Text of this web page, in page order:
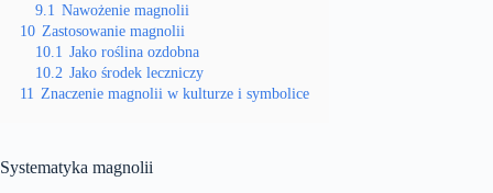
9.1 Nawożenie magnolii
10 Zastosowanie magnolii
10.1 Jako roślina ozdobna
10.2 Jako środek leczniczy
11 Znaczenie magnolii w kulturze i symbolice
Systematyka magnolii